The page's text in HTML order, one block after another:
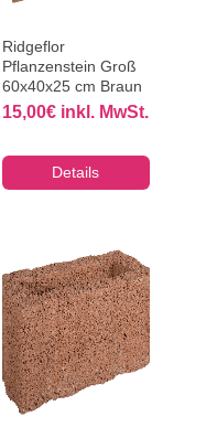
Ridgeflor
Pflanzenstein Groß
60x40x25 cm Braun
15,00€ inkl. MwSt.
Details